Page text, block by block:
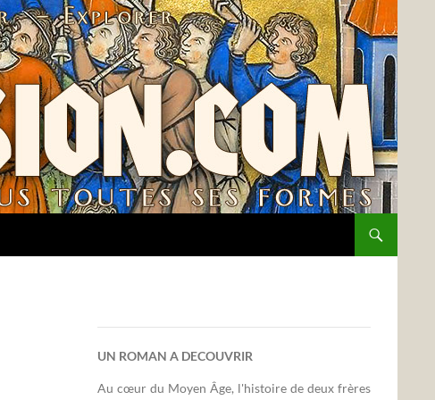
UN ROMAN A DECOUVRIR
Au cœur du Moyen Âge, l'histoire de deux frères